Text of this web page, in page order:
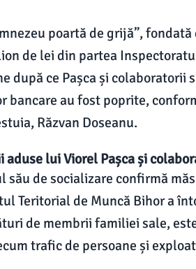
poartă de grijă”,
de lei din partea
după ce Pașca și colaboratorii
au fost poprite,
Răzvan Doseanu.
lui Viorel Pașca și
său de socializare confirmă
Teritorial de Muncă Bihor a
de membrii familiei sale,
trafic de persoane și